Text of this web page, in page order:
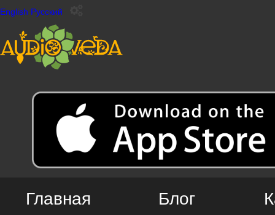
English Русский
Главная Блог